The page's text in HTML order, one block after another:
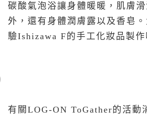
碳酸氣泡浴讓身體暖暖，肌膚
外，還有身體潤膚露以及香皂
驗Ishizawa F的手工化妝品製作
有關 LOG-ON ToGather的活動